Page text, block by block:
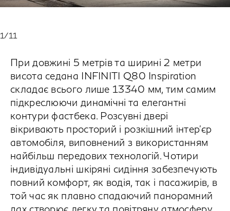
1/11
При довжині 5 метрів та ширині 2 метри
висота седана INFINITI Q80 Inspiration
складає всього лише 13340 мм, тим самим
підкреслюючи динамічні та елегантні
контури фастбека. Розсувні двері
вікривають просторий і розкішний інтер'єр
автомобіля, виповнений з використанням
найбільш передових технологій. Чотири
індивідуальні шкіряні сидіння забезпечують
повний комфорт, як водія, так і пасажирів, в
той час як плавно спадаючий панорамний